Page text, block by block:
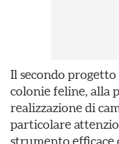
Il secondo
colonie feline, alla
realizzazione di
particolare
strumento efficace